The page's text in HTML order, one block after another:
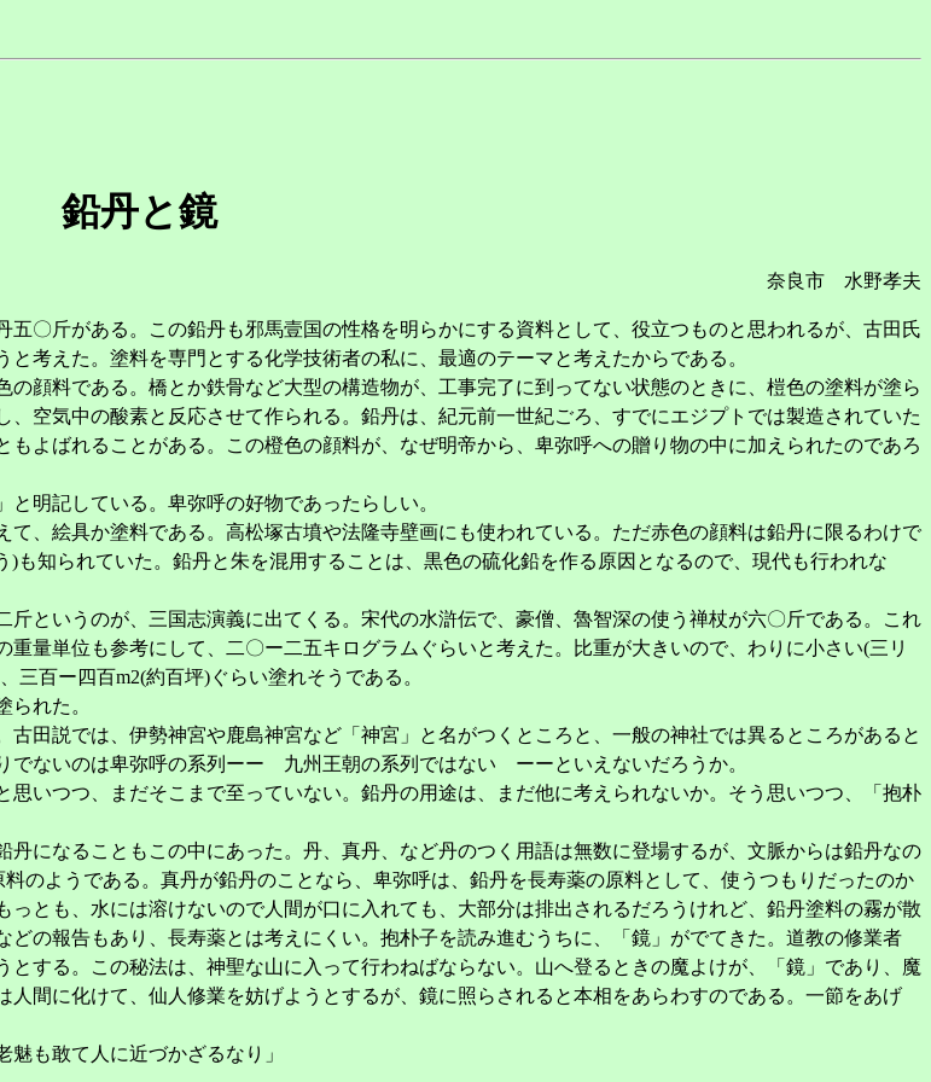
鉛丹と鏡
奈良市 水野孝夫
〇斤がある。この鉛丹も邪馬壹国の性格を明らかにする資料として、役立つものと思われるが、古田氏
考えた。塗料を専門とする化学技術者の私に、最適のテーマと考えたからである。
顔料である。橋とか鉄骨など大型の構造物が、工事完了に到ってない状態のときに、榿色の塗料が塗ら
空気中の酸素と反応させて作られる。鉛丹は、紀元前一世紀ごろ、すでにエジプトでは製造されていた
よばれることがある。この橙色の顔料が、なぜ明帝から、卑弥呼への贈り物の中に加えられたのであろ
明記している。卑弥呼の好物であったらしい。
、絵具か塗料である。高松塚古墳や法隆寺壁画にも使われている。ただ赤色の顔料は鉛丹に限るわけで
知られていた。鉛丹と朱を混用することは、黒色の硫化鉛を作る原因となるので、現代も行われな
というのが、三国志演義に出てくる。宋代の水滸伝で、豪僧、魯智深の使う禅杖が六〇斤である。これ
量単位も参考にして、二〇ー二五キログラムぐらいと考えた。比重が大きいので、わりに小さい(三リ
百ー四百m2(約百坪)ぐらい塗れそうである。
れた。
田説では、伊勢神宮や鹿島神宮など「神宮」と名がつくところと、一般の神社では異るところがあると
でないのは卑弥呼の系列ーー 九州王朝の系列ではない ーーといえないだろうか。
いつつ、まだそこまで至っていない。鉛丹の用途は、まだ他に考えられないか。そう思いつつ、「抱朴
になることもこの中にあった。丹、真丹、など丹のつく用語は無数に登場するが、文脈からは鉛丹なの
のようである。真丹が鉛丹のことなら、卑弥呼は、鉛丹を長寿薬の原料として、使うつもりだったのか
とも、水には溶けないので人間が口に入れても、大部分は排出されるだろうけれど、鉛丹塗料の霧が散
の報告もあり、長寿薬とは考えにくい。抱朴子を読み進むうちに、「鏡」がでてきた。道教の修業者
する。この秘法は、神聖な山に入って行わねばならない。山へ登るときの魔よけが、「鏡」であり、魔
間に化けて、仙人修業を妨げようとするが、鏡に照らされると本相をあらわすのである。一節をあげ
も敢て人に近づかざるなり」